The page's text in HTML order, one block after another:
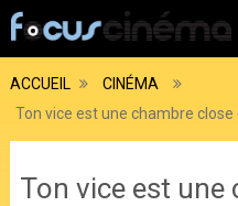
ACCUEIL
CINÉMA
Ton vice est une chambre
Ton vice est une